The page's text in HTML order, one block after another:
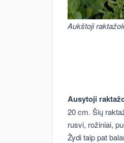
Aukštoji
Ausytoji
20 cm. Šių
rusvi, rožiniai,
Žydi taip pat